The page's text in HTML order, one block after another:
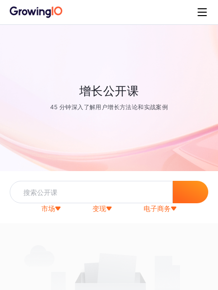
增长公开课
45 分钟深入了解用户增长方法论和实战案例
市场 变现 电子商务